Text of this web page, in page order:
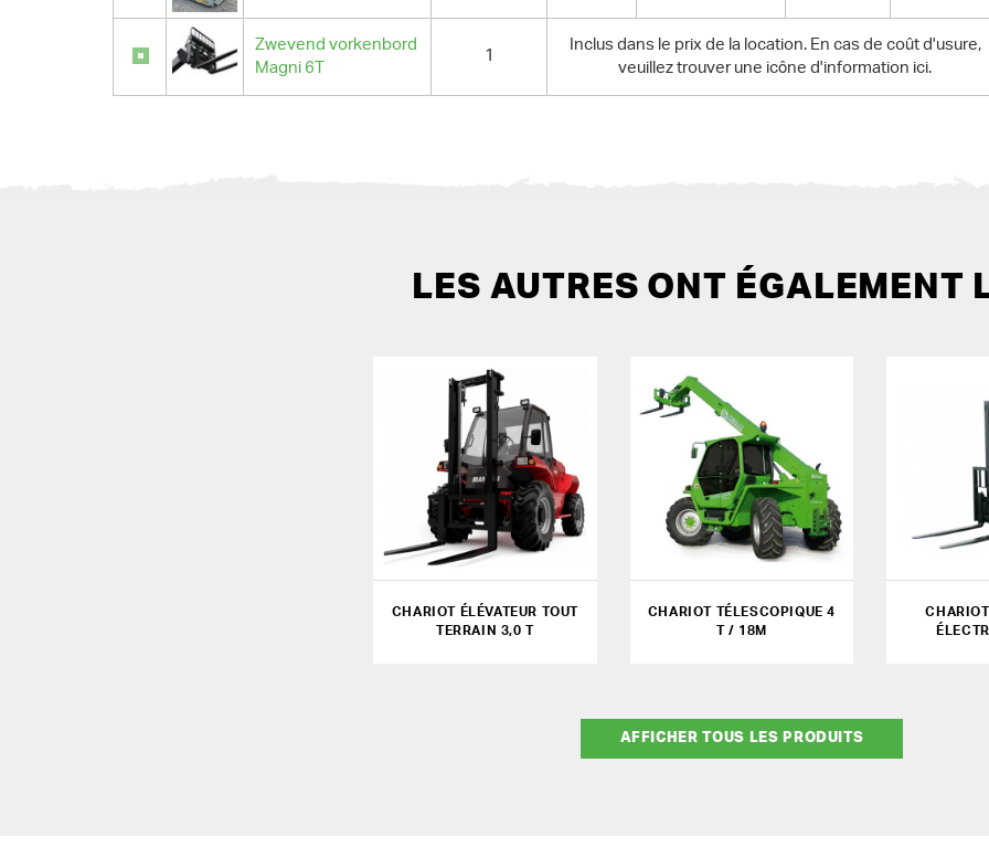
Zwevend vorkenbord
Magni 6T
1
Inclus dans le prix de la location. En cas de coût d'usure,
veuillez trouver une icône d'information ici.
LES AUTRES ONT ÉGALEMENT
CHARIOT ÉLÉVATEUR TOUT
TERRAIN 3,0 T
CHARIOT TÉLESCOPIQUE 4
T / 18M
AFFICHER TOUS LES PRODUITS